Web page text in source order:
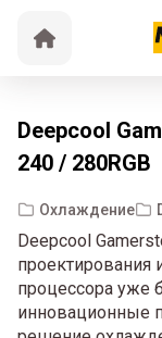
Deepcool
240 / 280RGB
Охлаждение
Deepcool
проектирования
процессора уже
инновационные